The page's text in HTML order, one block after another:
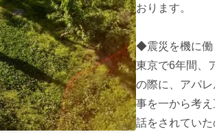
おります。
◆震災を機に働
東京で6年間、
の際に、アパ
事を一から考
話をされてい